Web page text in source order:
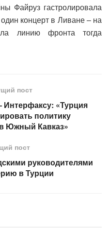
Файруз гастролировала
концерт в Ливане – на
линию фронта тогда
пост
«Турция
политику
Южный Кавказ»
пост
руководителями
в Турции